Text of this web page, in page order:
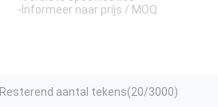
Resterend aantal tekens(20/3000)